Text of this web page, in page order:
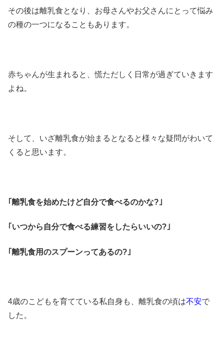
その後は離乳食となり、お母さんやお父さんにとって悩み
の種の一つになることもあります。
赤ちゃんが生まれると、慌ただしく日常が過ぎていきます
よね。
そして、いざ離乳食が始まるとなると様々な疑問がわいて
くると思います。
｢離乳食を始めたけど自分で食べるのかな?｣
｢いつから自分で食べる練習をしたらいいの?｣
｢離乳食用のスプーンってあるの?｣
4歳のこどもを育てている私自身も、離乳食の頃は不安で
した。